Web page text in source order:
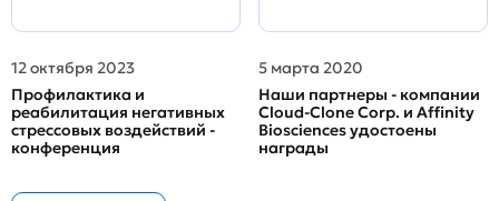
12 октября 2023
Профилактика и
реабилитация негативных
стрессовых воздействий -
конференция
5 марта 2020
Наши партнеры - компании
Cloud-Clone Corp. и Affinity
Biosciences удостоены
награды